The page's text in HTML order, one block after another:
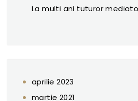
La multi ani tuturor
aprilie 2023
martie 2021